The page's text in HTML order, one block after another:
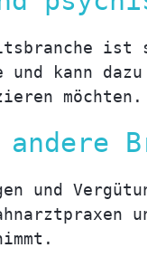
ist
und kann
möchten.
und